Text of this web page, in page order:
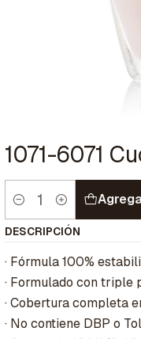
1071-6071
Cantidad
DESCRIPCIÓN
· Fórmula 100%
· Formulado con triple
· Cobertura completa
· No contiene DBP o